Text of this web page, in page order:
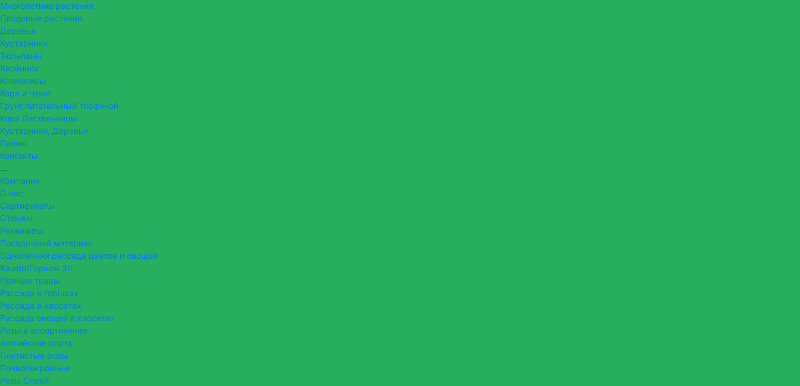
Многолетние растения
Плодовые растения
Деревья
Кустарники
Тюльпаны
Хвойники
Клематисы
Кора и грунт
Грунт питательный торфяной
Кора Лиственницы
Кустарники, Деревья
Пионы
Контакты
...
Компания
О нас
Сертификаты
Отзывы
Реквизиты
Посадочный материал
Однолетняя рассада цветов и овощей
Кашпо/Горшок 3п.
Пряные травы
Рассада в горшках
Рассада в кассетах
Рассада овощей в кассетах
Розы в ассортименте
Английские сорта
Плетистые розы
Почвопокровные
Розы Спрей